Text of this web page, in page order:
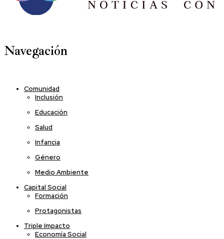
Navegación
Comunidad
Inclusión
Educación
Salud
Infancia
Género
Medio Ambiente
Capital Social
Formación
Protagonistas
Triple Impacto
Economía Social